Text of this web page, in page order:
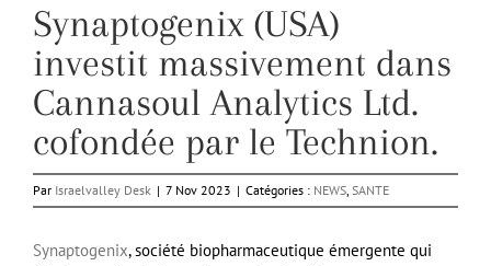
Synaptogenix (USA)
investit massivement dans
Cannasoul Analytics Ltd.
cofondée par le Technion.
Par Israelvalley Desk | 7 Nov 2023 | Catégories : NEWS SANTE
Synaptogenix, société biopharmaceutique émergente qui